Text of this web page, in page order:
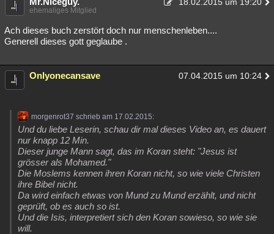
18.02.2015 um 19:20
ehemaliges Mitglied
Ach dieses buch zerstört doch nur menschenleben....
Generell dieses gott geglaube .
Onlyonecansave 07.04.2015 um 10:24
morgenrot37 schrieb am 17.02.2015:
Und du liebe Leserin, schau dir mal dieses Video an, es dauert
nur knapp 12 Min.
Dieser junge Mann sagt, das im Koran steht: "Jesus ist
grösser als Mohamed."
Die Moslems kennen ihren Koran nicht, so wie viele Christen
ihre Bibel nicht.
Da wird einfach etwas von Mund zu Mund erzählt, und nicht
geprüft, ob es auch so ist.
Und die Isis, interpretiert sich den Koran sowieso, so wie sie
will.